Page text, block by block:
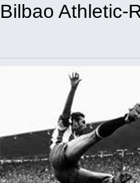
Bilbao Athletic-